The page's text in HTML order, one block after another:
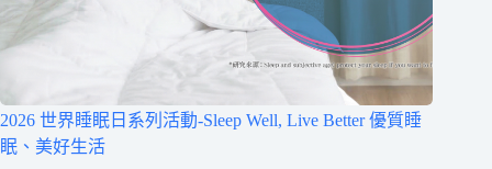
2026 世界睡眠日系列活動-Sleep Well, Live Better 優質睡
眠、美好生活